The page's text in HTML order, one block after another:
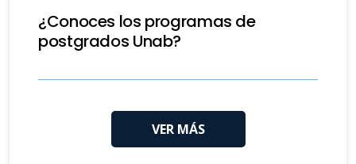
¿Conoces los programas de
postgrados Unab?
VER MÁS